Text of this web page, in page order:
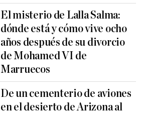
El misterio de Lalla Salma:
dónde está y cómo vive ocho
años después de su divorcio
de Mohamed VI de
Marruecos
De un cementerio de aviones
en el desierto de Arizona al